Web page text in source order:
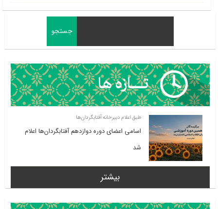
طبق اعلام دبیرخانه آفتابگردان‌ها
اسامی اعضای دوره دوازدهم آفتابگردان‌ها اعلام
شد
بیشتر